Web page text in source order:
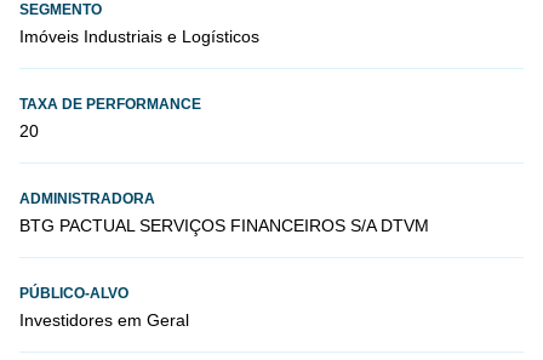
SEGMENTO
Imóveis Industriais e Logísticos
TAXA DE PERFORMANCE
20
ADMINISTRADORA
BTG PACTUAL SERVIÇOS FINANCEIROS S/A DTVM
PÚBLICO-ALVO
Investidores em Geral